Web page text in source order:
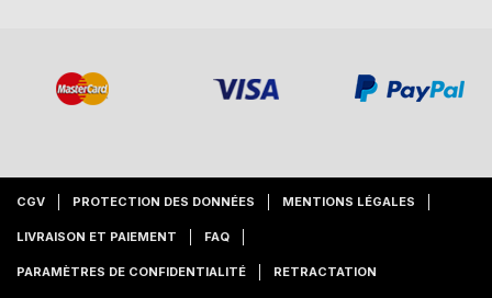
CGV PROTECTION DES DONNÉES MENTIONS LÉGALES
LIVRAISON ET PAIEMENT FAQ
PARAMÈTRES DE CONFIDENTIALITÉ RETRACTATION